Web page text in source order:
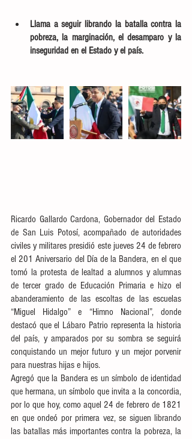
Llama a seguir librando la batalla contra la
pobreza, la marginación, el desamparo y la
inseguridad en el Estado y el país.
Ricardo Gallardo Cardona, Gobernador del Estado
de San Luis Potosí, acompañado de autoridades
civiles y militares presidió este jueves 24 de febrero
el 201 Aniversario del Día de la Bandera, en el que
tomó la protesta de lealtad a alumnos y alumnas
de tercer grado de Educación Primaria e hizo el
abanderamiento de las escoltas de las escuelas
“Miguel Hidalgo” e “Himno Nacional”, donde
destacó que el Lábaro Patrio representa la historia
del país, y amparados por su sombra se seguirá
conquistando un mejor futuro y un mejor porvenir
para nuestras hijas e hijos.
Agregó que la Bandera es un símbolo de identidad
que hermana, un símbolo que invita a la concordia,
por lo que hoy, como aquel 24 de febrero de 1821
en que ondeó por primera vez, se siguen librando
las batallas más importantes contra la pobreza, la